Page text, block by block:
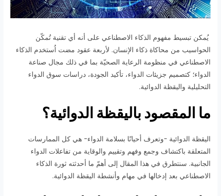
يُمكن تبسيط مفهوم الذكاء الاصطناعي على أنه أي تقنية تُمكّن
الحواسيب من محاكاة ذكاء الإنسان. لأربعة عقود مضت اُستخدم الذكاء
الاصطناعي في منظومة الرعاية الصحيّة بما في ذلك مجال صناعة
الدواء؛ كتصميم جزيئات الدواء، تأكيد الجودة، دراسات سوق الدواء
التحليلية واليقظة الدوائية.
ما المقصود باليقظة الدوائية؟
اليقظة الدوائية -وتعرف أحيانًا بسلامة الدواء- هي كل الممارسات
المتعلقة باكتشاف وجمع وفهم وتقييم والوقاية من تفاعلات الدواء
الجانبية. سنتطرق في هذا المقال إلى أهمّ ما أحدثته ثورة الذكاء
الاصطناعي بعد إدخالها في مهام وأنشطة اليقظة الدوائية.